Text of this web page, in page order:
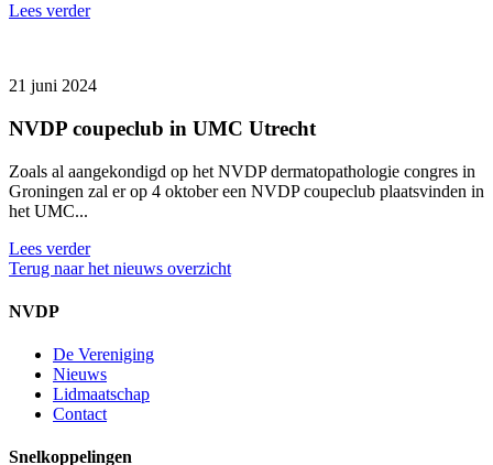
Lees verder
21 juni 2024
NVDP coupeclub in UMC Utrecht
Zoals al aangekondigd op het NVDP dermatopathologie congres in
Groningen zal er op 4 oktober een NVDP coupeclub plaatsvinden in
het UMC...
Lees verder
Terug naar het nieuws overzicht
NVDP
De Vereniging
Nieuws
Lidmaatschap
Contact
Snelkoppelingen